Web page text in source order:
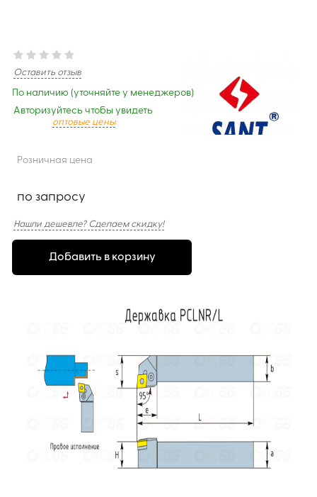
Оставить отзыв
По наличию (уточняйте у менеджеров)
Авторизуйтесь чтобы увидеть
оптовые цены
Розничная цена
по запросу
Нашли дешевле? Сделаем скидку!
Добавить в корзину